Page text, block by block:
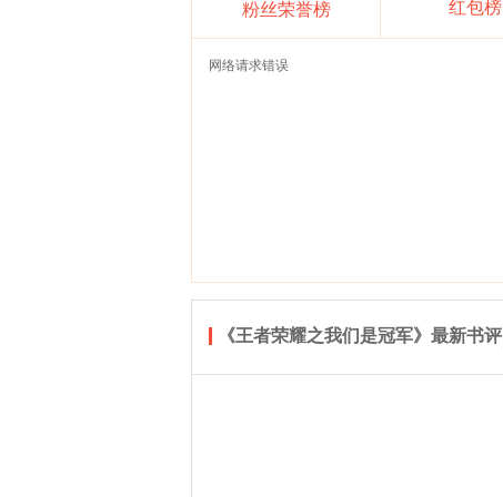
粉丝荣誉榜 红包榜
网络请求错误
《王者荣耀之我们是冠军》最新书评